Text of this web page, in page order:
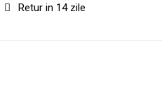
Retur in 14 zile